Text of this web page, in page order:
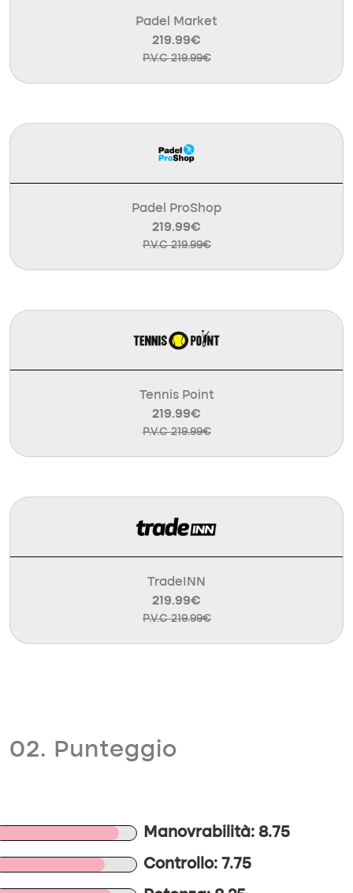
Padel Market
219.99€
P.V.C 219.99€
Padel ProShop
219.99€
P.V.C 219.99€
Tennis Point
219.99€
P.V.C 219.99€
TradeINN
219.99€
P.V.C 219.99€
02. Punteggio
Manovrabilità: 8.75
Controllo: 7.75